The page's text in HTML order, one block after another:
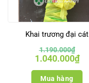
Khai trương đại cát
1.190.000₫
Giá
gốc
là:
1.190.000₫.
1.040.000₫Giá
hiện
tại
Mua hàng